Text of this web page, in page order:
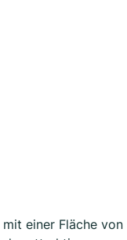
einer Fläche von